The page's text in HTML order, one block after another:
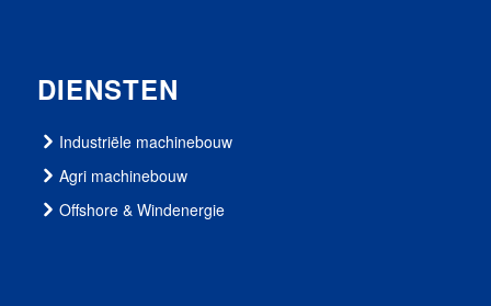
DIENSTEN
Industriële machinebouw
Agri machinebouw
Offshore & Windenergie